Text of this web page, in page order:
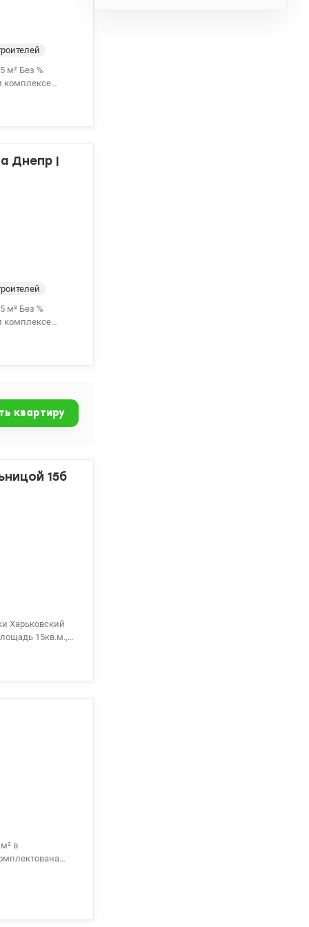
м² Без %
комплексе
на просмотр
Днепр |
м² Без %
комплексе
квартиру
15б
Харьковский
15кв.м.,
в